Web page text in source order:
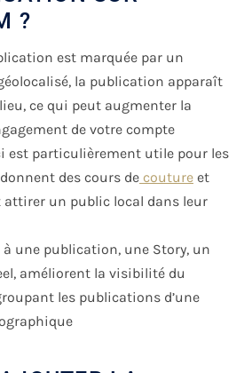
?
est marquée par un
la publication apparaît
ce qui peut augmenter la
de votre compte
est particulièrement utile pour les
des cours de couture et
un public local dans leur
une publication, une Story, un
améliorent la visibilité du
les publications d’une